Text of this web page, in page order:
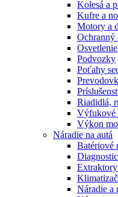
Kolesá a
Kufre a
Motory a
Ochranný
Osvetlenie
Podvozky
Poťahy
Riadidlá,
Výfukové
Výkon
Náradie na autá
Batériové
Náradie a